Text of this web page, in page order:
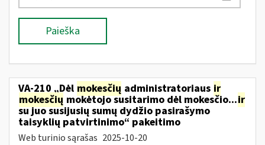
Paieška
VA-210 „Dėl mokesčių administratoriaus ir
mokesčių mokėtojo susitarimo dėl mokesčio...ir
su juo susijusių sumų dydžio pasirašymo
taisyklių patvirtinimo“ pakeitimo
Web turinio sąrašas 2025-10-20